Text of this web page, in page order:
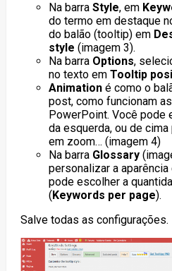
Na barra Style, em
do termo em destaque
do balão (tooltip) em
style (imagem 3).
Na barra Options,
no texto em Tooltip
Animationé como o
post, como funcionam
PowerPoint. Você
da esquerda, ou de
em zoom… (imagem 4)
Na barra Glossary
personalizar a
pode escolher a
( Keywords per page).
Salve todas as configurações.